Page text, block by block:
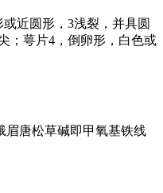
近圆形，3浅裂，并具圆
；萼片4，倒卵形，白色或
眉唐松草碱即甲氧基铁线